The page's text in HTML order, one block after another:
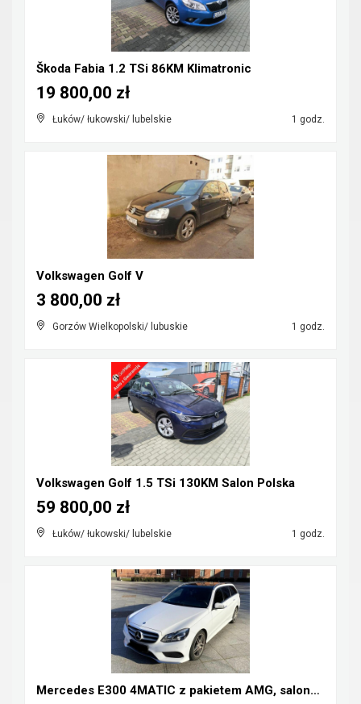
Škoda Fabia 1.2 TSi 86KM Klimatronic
Łuków/ łukowski/ lubelskie 1 godz.
19 800,00 zł
Volkswagen Golf V
Gorzów Wielkopolski/ lubuskie 1 godz.
3 800,00 zł
Volkswagen Golf 1.5 TSi 130KM Salon Polska
Łuków/ łukowski/ lubelskie 1 godz.
59 800,00 zł
Mercedes E300 4MATIC z pakietem AMG, salonPL, bezw...